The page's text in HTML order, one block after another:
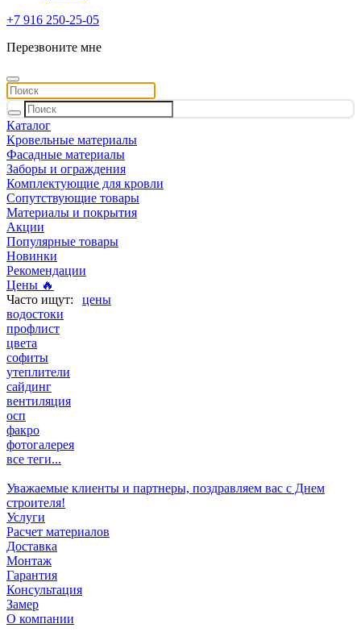
+7 916 250-25-05
Перезвоните мне
Каталог
Кровельные материалы
Фасадные материалы
Заборы и ограждения
Комплектующие для кровли
Сопутствующие товары
Материалы и покрытия
Акции
Популярные товары
Новинки
Рекомендации
Цены 🔥
цены
водостоки
профлист
цвета
софиты
утеплители
сайдинг
вентиляция
осп
факро
фотогалерея
все теги...
Уважаемые клиенты и партнеры, поздравляем вас с Днем
строителя!
Услуги
Расчет материалов
Доставка
Монтаж
Гарантия
Консультация
Замер
О компании